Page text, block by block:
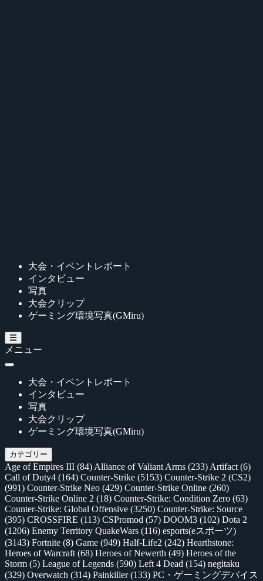
大会・イベントレポート
インタビュー
写真
大会クリップ
ゲーミング環境写真(GMiru)
メニュー
大会・イベントレポート
インタビュー
写真
大会クリップ
ゲーミング環境写真(GMiru)
カテゴリー
Age of Empires III (84) Alliance of Valiant Arms (233) Artifact (6)
Call of Duty4 (164) Counter-Strike (5153) Counter-Strike 2 (CS2)
(991) Counter-Strike Neo (429) Counter-Strike Online (260)
Counter-Strike Online 2 (18) Counter-Strike: Condition Zero (63)
Counter-Strike: Global Offensive (3250) Counter-Strike: Source
(395) CROSSFIRE (113) CSPromod (57) DOOM3 (102) Dota 2
(1206) Enemy Territory QuakeWars (116) esports(eスポーツ)
(3143) Fortnite (8) Game (949) Half-Life2 (242) Hearthstone:
Heroes of Warcraft (68) Heroes of Newerth (49) Heroes of the
Storm (5) League of Legends (590) Left 4 Dead (154) negitaku
(329) Overwatch (314) Painkiller(133) PC・ゲーミングデバイス